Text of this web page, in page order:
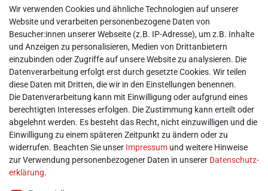
► Impressum
► Daten­schutz­erklärung
► AGB & Kundeninformation
► Barrierefreiheitserklärung
► Batterieentsorgung
► Kontakt
Mein Konto
► Registrieren
► Login
► Warenkorb
► Zur Kasse
Wir verwenden Cookies und ähnliche Technologien auf unserer
Website und verarbeiten personenbezogene Daten von
Besucher:innen unserer Webseite (z.B. IP-Adresse), um z.B. Inhalte
und Anzeigen zu personalisieren, Medien von Drittanbietern
einzubinden oder Zugriffe auf unsere Website zu analysieren. Die
Datenverarbeitung erfolgt erst durch gesetzte Cookies. Wir teilen
diese Daten mit Dritten, die wir in den Einstellungen benennen.
Die Datenverarbeitung kann mit Einwilligung oder aufgrund eines
berechtigten Interesses erfolgen. Die Zustimmung kann erteilt oder
abgelehnt werden. Es besteht das Recht, nicht einzuwilligen und die
Einwilligung zu einem späteren Zeitpunkt zu ändern oder zu
widerrufen. Beachten Sie unser Impressum und weitere Hinweise
zur Verwendung personenbezogener Daten in unserer Daten­schutz­
erklärung.